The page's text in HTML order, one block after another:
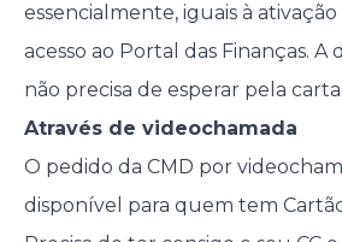
essencialmente, iguais à
acesso ao Portal das Finanças.
não precisa de esperar pela
Através de videochamada
O pedido da CMD por
disponível para quem tem